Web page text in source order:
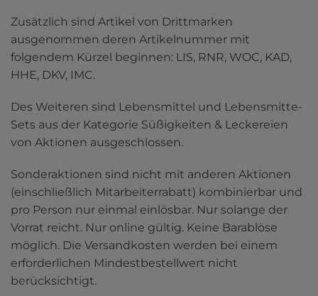
Zusätzlich sind Artikel von Drittmarken
ausgenommen deren Artikelnummer mit
folgendem Kürzel beginnen: LIS, RNR, WOC, KAD,
HHE, DKV, IMC.
Des Weiteren sind Lebensmittel und Lebensmitte-
Sets aus der Kategorie Süßigkeiten & Leckereien
von Aktionen ausgeschlossen.
Sonderaktionen sind nicht mit anderen Aktionen
(einschließlich Mitarbeiterrabatt) kombinierbar und
pro Person nur einmal einlösbar. Nur solange der
Vorrat reicht. Nur online gültig. Keine Barablöse
möglich. Die Versandkosten werden bei einem
erforderlichen Mindestbestellwert nicht
berücksichtigt.